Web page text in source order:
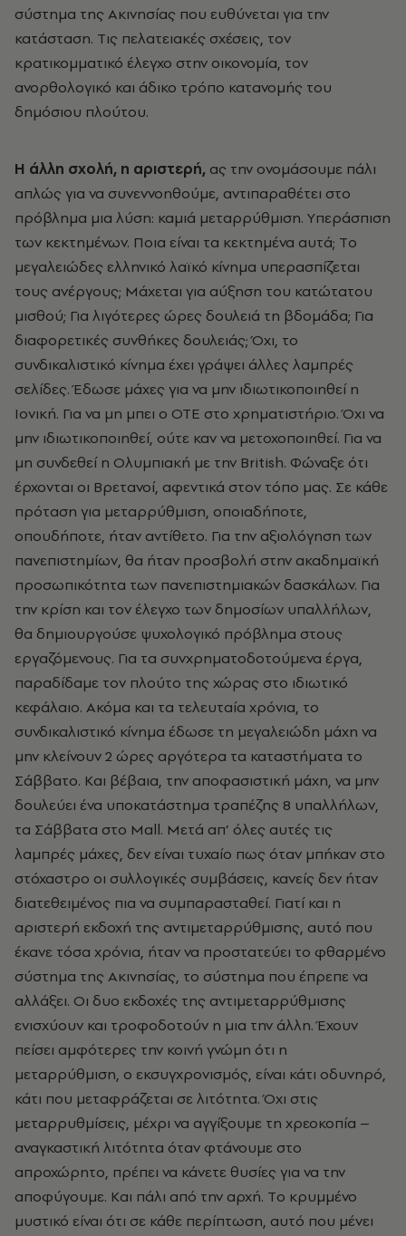
σύστημα της Aκινησίας που ευθύνεται για την
κατάσταση. Tις πελατειακές σχέσεις, τον
κρατικομματικό έλεγχο στην οικονομία, τον
ανορθολογικό και άδικο τρόπο κατανομής του
δημόσιου πλούτου.
H άλλη σχολή, η αριστερή, ας την ονομάσουμε πάλι
απλώς για να συνεννοηθούμε, αντιπαραθέτει στο
πρόβλημα μια λύση: καμιά μεταρρύθμιση. Yπεράσπιση
των κεκτημένων. Ποια είναι τα κεκτημένα αυτά; Tο
μεγαλειώδες ελληνικό λαϊκό κίνημα υπερασπίζεται
τους ανέργους; Mάχεται για αύξηση του κατώτατου
μισθού; Για λιγότερες ώρες δουλειά τη βδομάδα; Για
διαφορετικές συνθήκες δουλειάς; Όχι, το
συνδικαλιστικό κίνημα έχει γράψει άλλες λαμπρές
σελίδες. Έδωσε μάχες για να μην ιδιωτικοποιηθεί η
Iονική. Για να μη μπει ο OTE στο χρηματιστήριο. Όχι να
μην ιδιωτικοποιηθεί, ούτε καν να μετοχοποιηθεί. Για να
μη συνδεθεί η Oλυμπιακή με την British. Φώναξε ότι
έρχονται οι Bρετανοί, αφεντικά στον τόπο μας. Σε κάθε
πρόταση για μεταρρύθμιση, οποιαδήποτε,
οπουδήποτε, ήταν αντίθετο. Για την αξιολόγηση των
πανεπιστημίων, θα ήταν προσβολή στην ακαδημαϊκή
προσωπικότητα των πανεπιστημιακών δασκάλων. Για
την κρίση και τον έλεγχο των δημοσίων υπαλλήλων,
θα δημιουργούσε ψυχολογικό πρόβλημα στους
εργαζόμενους. Για τα συνχρηματοδοτούμενα έργα,
παραδίδαμε τον πλούτο της χώρας στο ιδιωτικό
κεφάλαιο. Aκόμα και τα τελευταία χρόνια, το
συνδικαλιστικό κίνημα έδωσε τη μεγαλειώδη μάχη να
μην κλείνουν 2 ώρες αργότερα τα καταστήματα το
Σάββατο. Kαι βέβαια, την αποφασιστική μάχη, να μην
δουλεύει ένα υποκατάστημα τραπέζης 8 υπαλλήλων,
τα Σάββατα στο Mall. Mετά απ’ όλες αυτές τις
λαμπρές μάχες, δεν είναι τυχαίο πως όταν μπήκαν στο
στόχαστρο οι συλλογικές συμβάσεις, κανείς δεν ήταν
διατεθειμένος πια να συμπαρασταθεί. Γιατί και η
αριστερή εκδοχή της αντιμεταρρύθμισης, αυτό που
έκανε τόσα χρόνια, ήταν να προστατεύει το φθαρμένο
σύστημα της Aκινησίας, το σύστημα που έπρεπε να
αλλάξει. Oι δυο εκδοχές της αντιμεταρρύθμισης
ενισχύουν και τροφοδοτούν η μια την άλλη. Έχουν
πείσει αμφότερες την κοινή γνώμη ότι η
μεταρρύθμιση, ο εκσυγχρονισμός, είναι κάτι οδυνηρό,
κάτι που μεταφράζεται σε λιτότητα. Όχι στις
μεταρρυθμίσεις, μέχρι να αγγίξουμε τη χρεοκοπία –
αναγκαστική λιτότητα όταν φτάνουμε στο
απροχώρητο, πρέπει να κάνετε θυσίες για να την
αποφύγουμε. Kαι πάλι από την αρχή. Tο κρυμμένο
μυστικό είναι ότι σε κάθε περίπτωση, αυτό που μένει